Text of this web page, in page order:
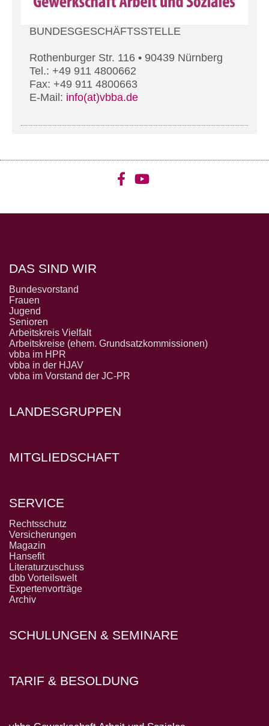
BUNDESGESCHÄFTSSTELLE
Rothenburger Str. 116 • 90439 Nürnberg
Tel.: +49 911 4800662
Fax: +49 911 4800663
E-Mail: info(at)vbba.de
DAS SIND WIR
Bundesvorstand
Frauen
Jugend
Senioren
Arbeitskreis Vielfalt
Arbeitskreise (ehem. Grundsatzkommissionen)
vbba im HPR
vbba in der HJAV
vbba im Vorstand der JC-PR
LANDESGRUPPEN
MITGLIEDSCHAFT
SERVICE
Rechtsschutz
Versicherungen
Magazin
Hansefit
Literaturzuschuss
dbb Vorteilswelt
Expertenvorträge
Archiv
SCHULUNGEN & SEMINARE
TARIF & BESOLDUNG